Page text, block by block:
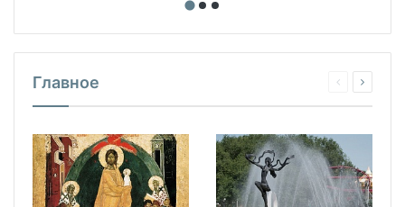
Главное